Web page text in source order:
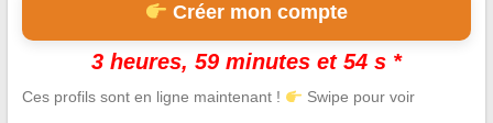
Créer mon compte
3 heures, 59 minutes et 54 s *
Ces profils sont en ligne maintenant ! Swipe pour voir